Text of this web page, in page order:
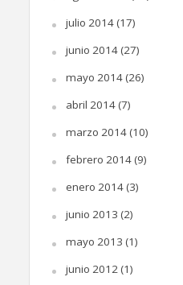
julio 2014(17)
junio 2014(27)
mayo 2014(26)
abril 2014(7)
marzo 2014(10)
febrero 2014(9)
enero 2014(3)
junio 2013 (2)
mayo 2013 (1)
junio 2012(1)